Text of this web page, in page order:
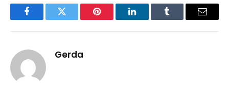
FacebookTwitter Pinterest LinkedInTumblr Email
Gerda